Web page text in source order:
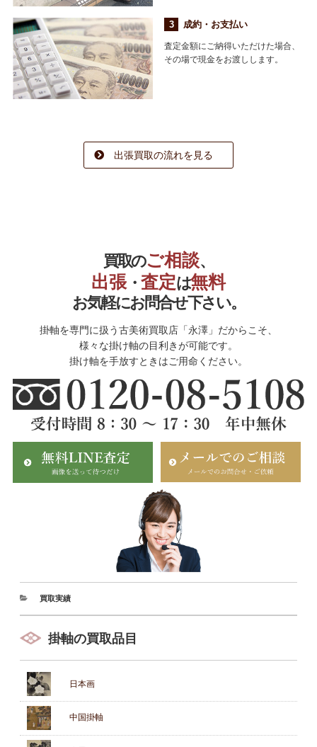
成約・お支払い
査定金額にご納得いただけた場合、
その場で現金をお渡しします。
出張買取の流れを見る
買取のご相談、
出張・ 査定は無料
お気軽にお問合せ下さい。
掛軸を専門に扱う古美術買取店「永澤」だからこそ、
様々な掛け軸の目利きが可能です。
掛け軸を手放すときはご用命ください。
買取実績
掛軸の買取品目
日本画
中国掛軸